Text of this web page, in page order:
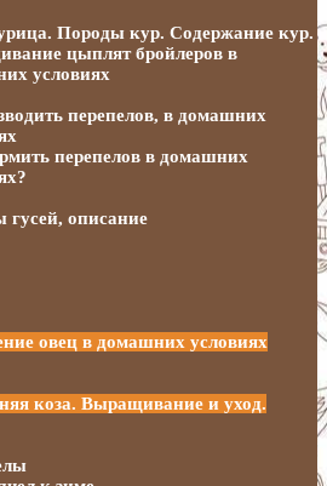
Породы кур. Содержание кур.
цыплят бройлеров в
условиях
перепелов, в домашних
перепелов в домашних
гусей, описание
овец в домашних условиях
коза. Выращивание и уход.